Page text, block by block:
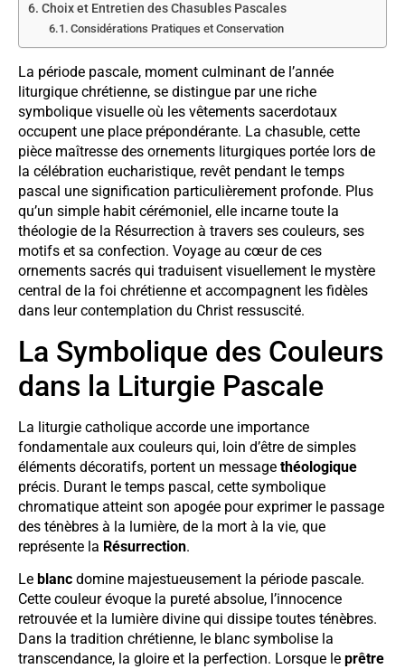
Choix et Entretien des Chasubles Pascales
Considérations Pratiques et Conservation
La période pascale, moment culminant de l’année
liturgique chrétienne, se distingue par une riche
symbolique visuelle où les vêtements sacerdotaux
occupent une place prépondérante. La chasuble, cette
pièce maîtresse des ornements liturgiques portée lors de
la célébration eucharistique, revêt pendant le temps
pascal une signification particulièrement profonde. Plus
qu’un simple habit cérémoniel, elle incarne toute la
théologie de la Résurrection à travers ses couleurs, ses
motifs et sa confection. Voyage au cœur de ces
ornements sacrés qui traduisent visuellement le mystère
central de la foi chrétienne et accompagnent les fidèles
dans leur contemplation du Christ ressuscité.
La Symbolique des Couleurs
dans la Liturgie Pascale
La liturgie catholique accorde une importance
fondamentale aux couleurs qui, loin d’être de simples
éléments décoratifs, portent un message théologique
précis. Durant le temps pascal, cette symbolique
chromatique atteint son apogée pour exprimer le passage
des ténèbres à la lumière, de la mort à la vie, que
représente la Résurrection.
Le blanc domine majestueusement la période pascale.
Cette couleur évoque la pureté absolue, l’innocence
retrouvée et la lumière divine qui dissipe toutes ténèbres.
Dans la tradition chrétienne, le blanc symbolise la
transcendance, la gloire et la perfection. Lorsque le prêtre